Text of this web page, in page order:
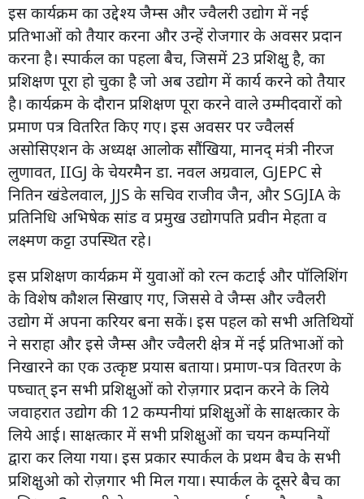
इस कार्यक्रम का उद्देश्य जैम्स और ज्वैलरी उद्योग में नई
प्रतिभाओं को तैयार करना और उन्हें रोजगार के अवसर प्रदान
करना है। स्पार्कल का पहला बैच, जिसमें 23 प्रशिक्षु है, का
प्रशिक्षण पूरा हो चुका है जो अब उद्योग में कार्य करने को तैयार
है। कार्यक्रम के दौरान प्रशिक्षण पूरा करने वाले उम्मीदवारों को
प्रमाण पत्र वितरित किए गए। इस अवसर पर ज्वैलर्स
असोसिएशन के अध्यक्ष आलोक सौंखिया, मानद् मंत्री नीरज
लुणावत, IIGJ के चेयरमैन डा. नवल अग्रवाल, GJEPC से
नितिन खंडेलवाल, JJS के सचिव राजीव जैन, और SGJIA के
प्रतिनिधि अभिषेक सांड व प्रमुख उद्योगपति प्रवीन मेहता व
लक्ष्मण कट्टा उपस्थित रहे।
इस प्रशिक्षण कार्यक्रम में युवाओं को रत्न कटाई और पॉलिशिंग
के विशेष कौशल सिखाए गए, जिससे वे जैम्स और ज्वैलरी
उद्योग में अपना करियर बना सकें। इस पहल को सभी अतिथियों
ने सराहा और इसे जैम्स और ज्वैलरी क्षेत्र में नई प्रतिभाओं को
निखारने का एक उत्कृष्ट प्रयास बताया। प्रमाण-पत्र वितरण के
पष्चात् इन सभी प्रशिक्षुओं को रोज़गार प्रदान करने के लिये
जवाहरात उद्योग की 12 कम्पनीयां प्रशिक्षुओं के साक्षत्कार के
लिये आई। साक्षत्कार में सभी प्रशिक्षुओं का चयन कम्पनियों
द्वारा कर लिया गया। इस प्रकार स्पार्कल के प्रथम बैच के सभी
प्रशिक्षुओ को रोज़गार भी मिल गया। स्पार्कल के दूसरे बैच का